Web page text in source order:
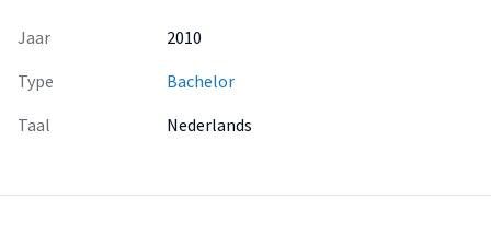
Jaar
2010
Type
Bachelor
Taal
Nederlands